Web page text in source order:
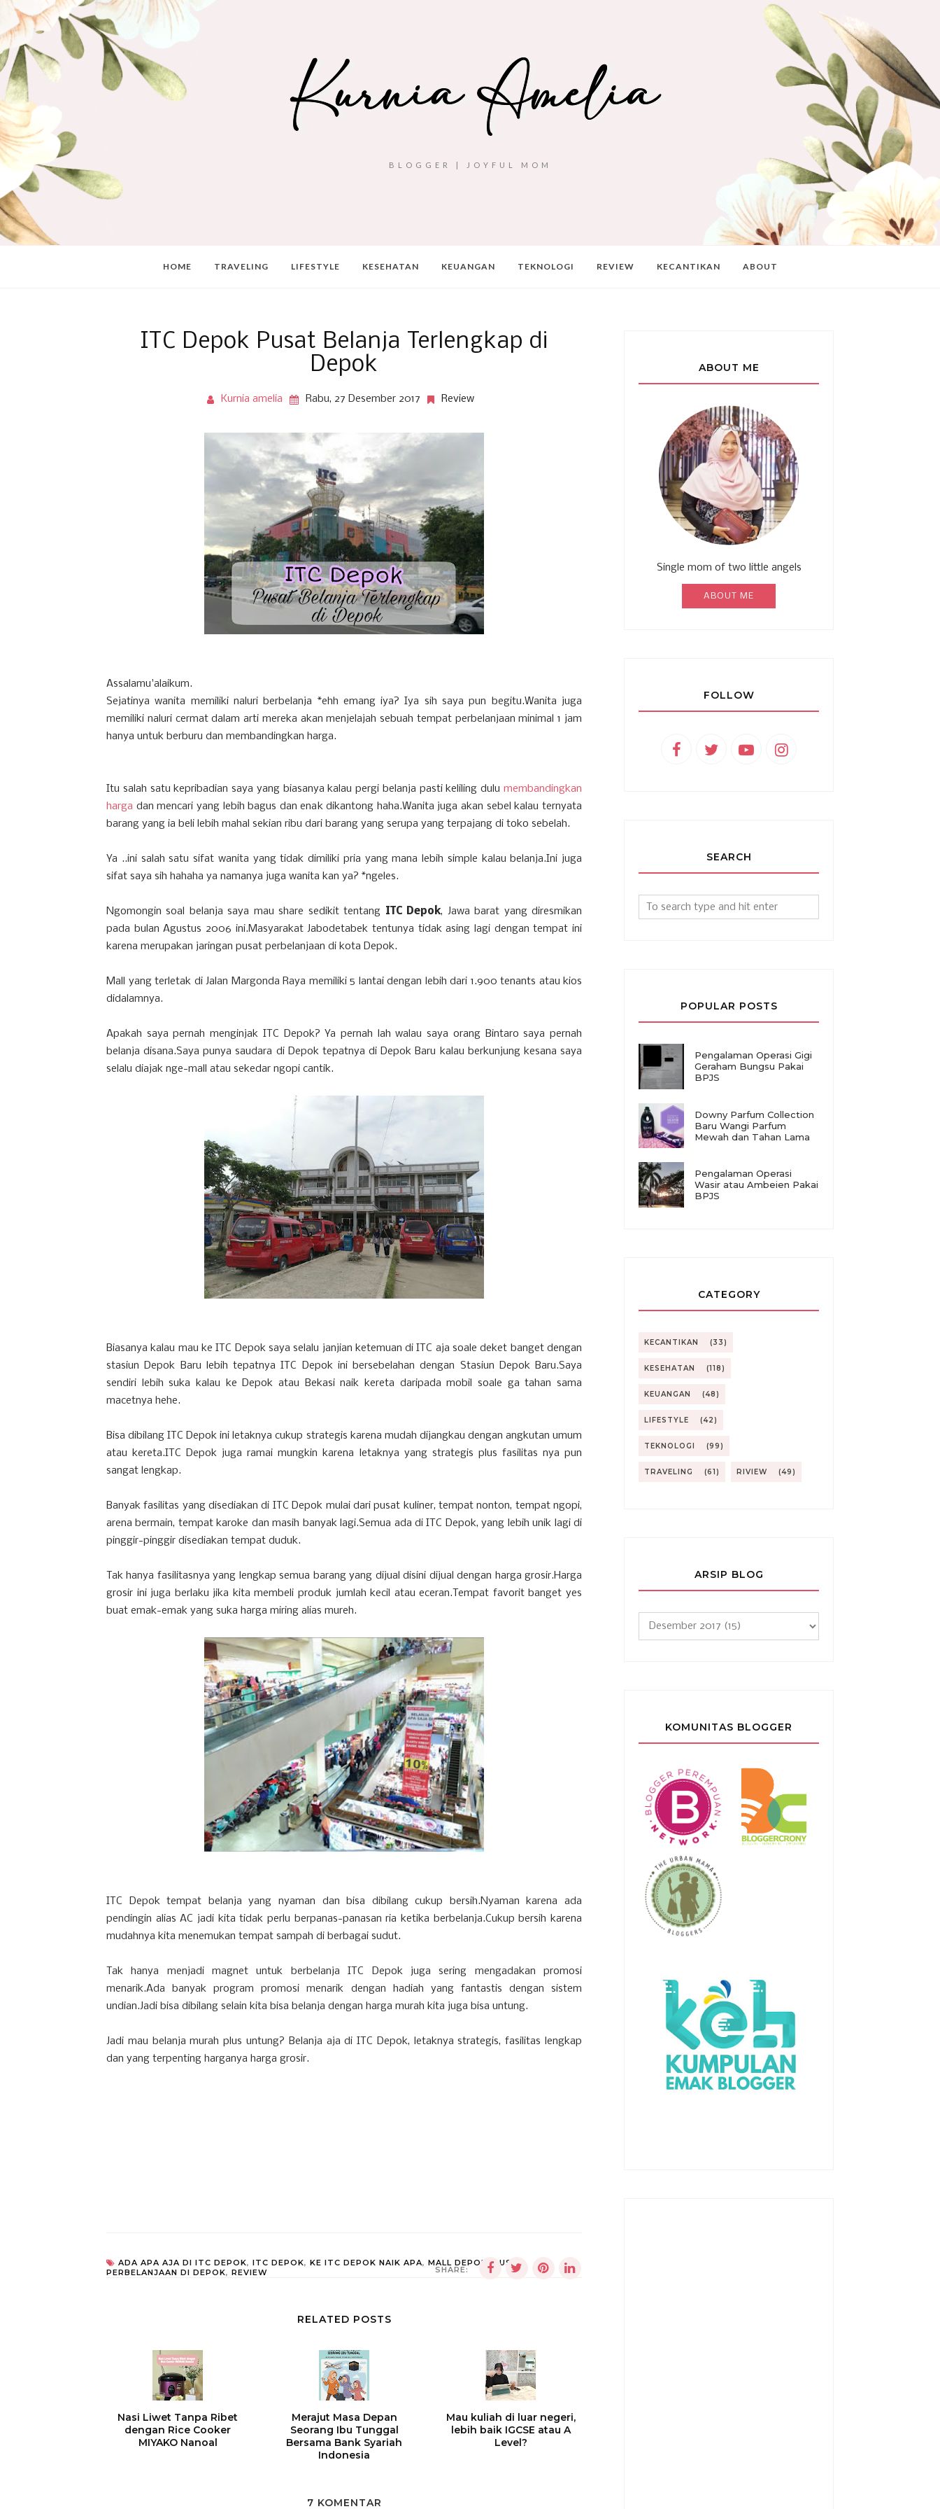
BLOGGER | JOYFUL MOM
HOME TRAVELING LIFESTYLE KESEHATAN KEUANGAN TEKNOLOGI REVIEW KECANTIKAN ABOUT
ITC Depok Pusat Belanja Terlengkap di
Depok
Kurnia amelia Rabu, 27 Desember 2017 Review
Assalamu'alaikum.
Sejatinya wanita memiliki naluri berbelanja *ehh emang iya? Iya sih saya pun begitu.Wanita juga
memiliki naluri cermat dalam arti mereka akan menjelajah sebuah tempat perbelanjaan minimal 1 jam
hanya untuk berburu dan membandingkan harga.
Itu salah satu kepribadian saya yang biasanya kalau pergi belanja pasti keliling dulu membandingkan
harga dan mencari yang lebih bagus dan enak dikantong haha.Wanita juga akan sebel kalau ternyata
barang yang ia beli lebih mahal sekian ribu dari barang yang serupa yang terpajang di toko sebelah.
Ya ..ini salah satu sifat wanita yang tidak dimiliki pria yang mana lebih simple kalau belanja.Ini juga
sifat saya sih hahaha ya namanya juga wanita kan ya? *ngeles.
Ngomongin soal belanja saya mau share sedikit tentang ITC Depok, Jawa barat yang diresmikan
pada bulan Agustus 2006 ini.Masyarakat Jabodetabek tentunya tidak asing lagi dengan tempat ini
karena merupakan jaringan pusat perbelanjaan di kota Depok.
Mall yang terletak di Jalan Margonda Raya memiliki 5 lantai dengan lebih dari 1.900 tenants atau kios
didalamnya.
Apakah saya pernah menginjak ITC Depok? Ya pernah lah walau saya orang Bintaro saya pernah
belanja disana.Saya punya saudara di Depok tepatnya di Depok Baru kalau berkunjung kesana saya
selalu diajak nge-mall atau sekedar ngopi cantik.
Biasanya kalau mau ke ITC Depok saya selalu janjian ketemuan di ITC aja soale deket banget dengan
stasiun Depok Baru lebih tepatnya ITC Depok ini bersebelahan dengan Stasiun Depok Baru.Saya
sendiri lebih suka kalau ke Depok atau Bekasi naik kereta daripada mobil soale ga tahan sama
macetnya hehe.
Bisa dibilang ITC Depok ini letaknya cukup strategis karena mudah dijangkau dengan angkutan umum
atau kereta.ITC Depok juga ramai mungkin karena letaknya yang strategis plus fasilitas nya pun
sangat lengkap.
Banyak fasilitas yang disediakan di ITC Depok mulai dari pusat kuliner, tempat nonton, tempat ngopi,
arena bermain, tempat karoke dan masih banyak lagi.Semua ada di ITC Depok, yang lebih unik lagi di
pinggir-pinggir disediakan tempat duduk.
Tak hanya fasilitasnya yang lengkap semua barang yang dijual disini dijual dengan harga grosir.Harga
grosir ini juga berlaku jika kita membeli produk jumlah kecil atau eceran.Tempat favorit banget yes
buat emak-emak yang suka harga miring alias mureh.
ITC Depok tempat belanja yang nyaman dan bisa dibilang cukup bersih.Nyaman karena ada
pendingin alias AC jadi kita tidak perlu berpanas-panasan ria ketika berbelanja.Cukup bersih karena
mudahnya kita menemukan tempat sampah di berbagai sudut.
Tak hanya menjadi magnet untuk berbelanja ITC Depok juga sering mengadakan promosi
menarik.Ada banyak program promosi menarik dengan hadiah yang fantastis dengan sistem
undian.Jadi bisa dibilang selain kita bisa belanja dengan harga murah kita juga bisa untung.
Jadi mau belanja murah plus untung? Belanja aja di ITC Depok, letaknya strategis, fasilitas lengkap
dan yang terpenting harganya harga grosir.
ADA APA AJA DI ITC DEPOK, ITC DEPOK, KE ITC DEPOK NAIK APA, MALL DEPOK ,PUSAT
PERBELANJAAN DI DEPOK, REVIEW SHARE:
RELATED POSTS
Nasi Liwet Tanpa Ribet
dengan Rice Cooker
MIYAKO Nanoal
Merajut Masa Depan
Seorang Ibu Tunggal
Bersama Bank Syariah
Indonesia
Mau kuliah di luar negeri,
lebih baik IGCSE atau A
Level?
7 KOMENTAR
ABOUT ME
Single mom of two little angels
ABOUT ME
FOLLOW
SEARCH
POPULAR POSTS
Pengalaman Operasi Gigi
Geraham Bungsu Pakai
BPJS
Downy Parfum Collection
Baru Wangi Parfum
Mewah dan Tahan Lama
Pengalaman Operasi
Wasir atau Ambeien Pakai
BPJS
CATEGORY
KECANTIKAN (33)
KESEHATAN (118)
KEUANGAN (48)
LIFESTYLE (42)
TEKNOLOGI (99)
TRAVELING (61) RIVIEW (49)
ARSIP BLOG
KOMUNITAS BLOGGER